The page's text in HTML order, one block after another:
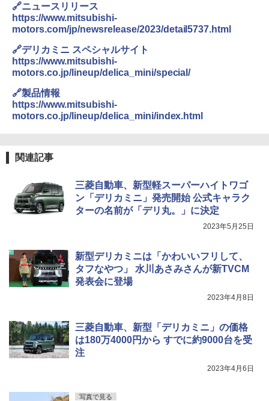
🔗ニュースリリース
https://www.mitsubishi-
motors.com/jp/newsrelease/2023/detail5737.html
🔗デリカミニ スペシャルサイト
https://www.mitsubishi-
motors.co.jp/lineup/delica_mini/special/
🔗製品情報
https://www.mitsubishi-
motors.co.jp/lineup/delica_mini/index.html
関連記事
三菱自動車、新型軽スーパーハイトワゴ
ン「デリカミニ」発売開始 公式キャラク
ターの名前が「デリ丸。」に決定
2023年5月25日
新型デリカミニは「かわいいフリして、
タフなやつ」 水川あさみさんが新TVCM
発表会に登場
2023年4月8日
三菱自動車、新型「デリカミニ」の価格
は180万4000円から すでに約9000台を受
注
2023年4月6日
写真で見る